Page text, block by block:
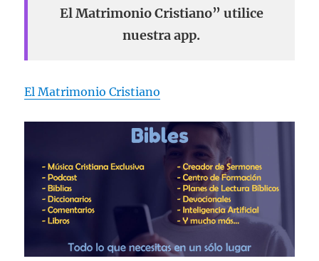
El Matrimonio Cristiano” utilice
nuestra app.
El Matrimonio Cristiano